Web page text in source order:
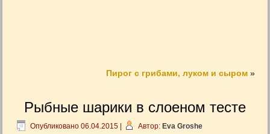
Пирог с грибами, луком и сыром»
Рыбные шарики в слоеном тесте
Опубликовано 06.04.2015 Автор: Eva Groshe